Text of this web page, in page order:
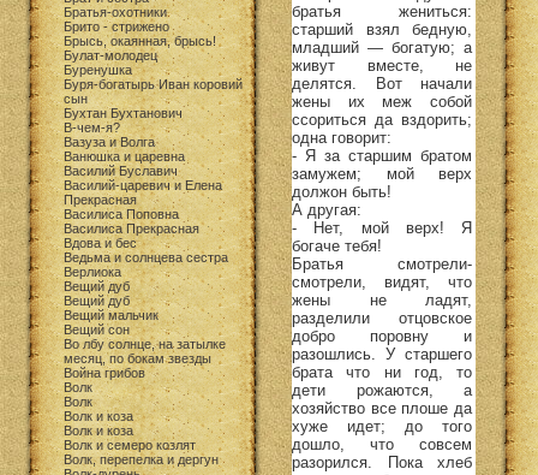
Братья-охотники
Брито - стрижено
Брысь, окаянная, брысь!
Булат-молодец
Буренушка
Буря-богатырь Иван коровий
сын
Бухтан Бухтанович
В-чем-я?
Вазуза и Волга
Ванюшка и царевна
Василий Буславич
Василий-царевич и Елена
Прекрасная
Василиса Поповна
Василиса Прекрасная
Вдова и бес
Ведьма и солнцева сестра
Верлиока
Вещий дуб
Вещий дуб
Вещий мальчик
Вещий сон
Во лбу солнце, на затылке
месяц, по бокам звезды
Война грибов
Волк
Волк
Волк и коза
Волк и коза
Волк и семеро козлят
Волк, перепелка и дергун
братья жениться:
старший взял бедную,
младший — богатую; а
живут вместе, не
делятся. Вот начали
жены их меж собой
ссориться да вздорить;
одна говорит:
- Я за старшим братом
замужем; мой верх
должон быть!
А другая:
- Нет, мой верх! Я
богаче тебя!
Братья смотрели-
смотрели, видят, что
жены не ладят,
разделили отцовское
добро поровну и
разошлись. У старшего
брата что ни год, то
дети рожаются, а
хозяйство все плоше да
хуже идет; до того
дошло, что совсем
разорился. Пока хлеб